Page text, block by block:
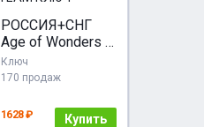
РОССИЯ+СНГ
Age of Wonders 4
Standard |
Premium (+6 DLC)
Ключ
170 продаж
1628 ₽ Купить